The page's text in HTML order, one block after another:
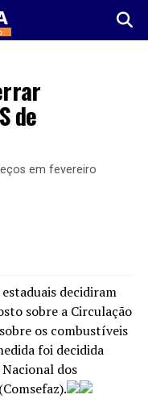
de
em fevereiro
decidiram
sobre a Circulação
os combustíveis
foi decidida
dos